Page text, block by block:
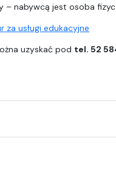
– nabywcą jest osoba
usługi edukacyjne
uzyskać pod tel. 52